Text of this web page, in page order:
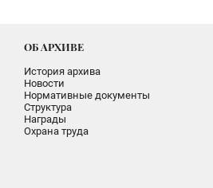
ОБ АРХИВЕ
История архива
Новости
Нормативные документы
Структура
Награды
Охрана труда